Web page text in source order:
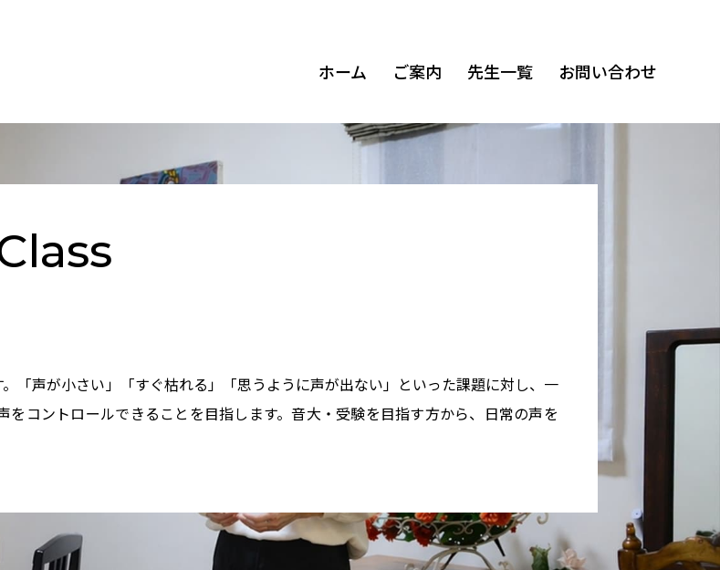
ホーム ご案内 先生一覧 お問い合わせ
「声が小さい」「すぐ枯れる」「思うように声が出ない」といった課題に対し、一
コントロールできることを目指します。音大・受験を目指す方から、日常の声を